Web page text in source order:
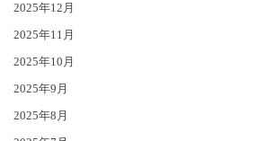
2025年12月
2025年11月
2025年10月
2025年9月
2025年8月